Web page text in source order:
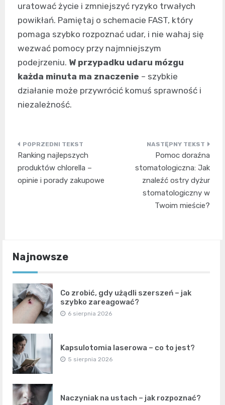
uratować życie i zmniejszyć ryzyko trwałych
powikłań. Pamiętaj o schemacie FAST, który
pomaga szybko rozpoznać udar, i nie wahaj się
wezwać pomocy przy najmniejszym
podejrzeniu. W przypadku udaru mózgu
każda minuta ma znaczenie – szybkie
działanie może przywrócić komuś sprawność i
niezależność.
Nawigacja
wpisu
Ranking najlepszych
produktów chlorella –
opinie i porady zakupowe
Pomoc doraźna
stomatologiczna: Jak
znaleźć ostry dyżur
stomatologiczny w
Twoim mieście?
Najnowsze
Co zrobić, gdy użądli szerszeń – jak
szybko zareagować?
6 sierpnia 2026
Kapsulotomia laserowa – co to jest?
5 sierpnia 2026
Naczyniak na ustach – jak rozpoznać?